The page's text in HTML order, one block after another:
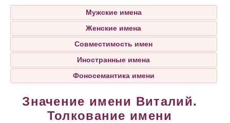
Мужские имена
Женские имена
Совместимость имен
Иностранные имена
Фоносемантика имени
Значение имени Виталий.
Толкование имени